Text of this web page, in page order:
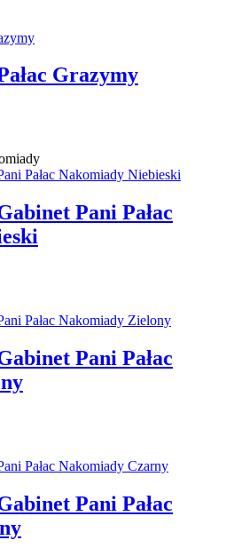
Grazymy
Pani Pałac
Pani Pałac
Pani Pałac